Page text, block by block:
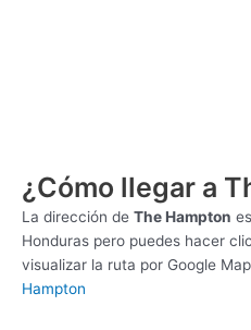
¿Cómo llegar a
La dirección de The Hampton es
Honduras pero puedes hacer
visualizar la ruta por Google
Hampton